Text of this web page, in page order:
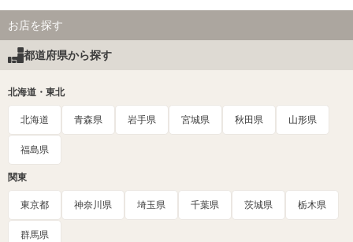
お店を探す
都道府県から探す
北海道・東北
北海道 青森県 岩手県 宮城県 秋田県 山形県
福島県
関東
東京都 神奈川県 埼玉県 千葉県 茨城県 栃木県
群馬県